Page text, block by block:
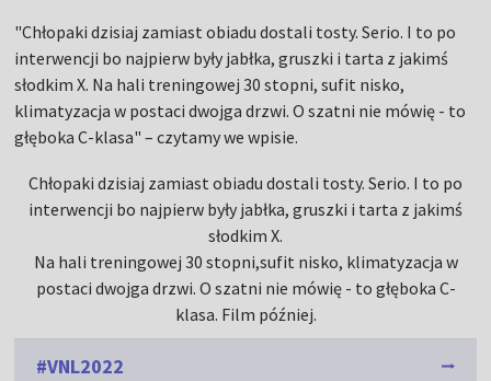
"Chłopaki dzisiaj zamiast obiadu dostali tosty. Serio. I to po
interwencji bo najpierw były jabłka, gruszki i tarta z jakimś
słodkim X. Na hali treningowej 30 stopni, sufit nisko,
klimatyzacja w postaci dwojga drzwi. O szatni nie mówię - to
głęboka C-klasa" – czytamy we wpisie.
Chłopaki dzisiaj zamiast obiadu dostali tosty. Serio. I to po
interwencji bo najpierw były jabłka, gruszki i tarta z jakimś
słodkim X.
Na hali treningowej 30 stopni,sufit nisko, klimatyzacja w
postaci dwojga drzwi. O szatni nie mówię - to głęboka C-
klasa. Film później.
#VNL2022